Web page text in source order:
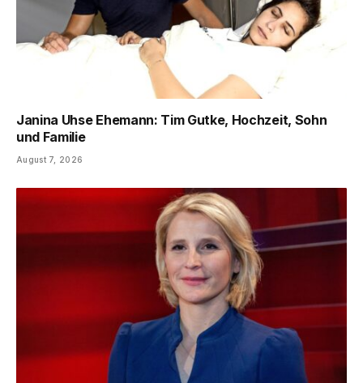
Janina Uhse Ehemann: Tim Gutke, Hochzeit, Sohn
und Familie
August 7, 2026